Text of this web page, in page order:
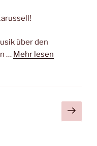
über den
… Mehr lesen